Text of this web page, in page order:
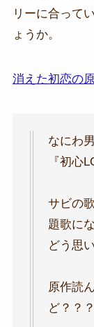
リーに合って
ょうか。
消えた初恋の
なにわ
『初心
サビの
題歌に
どう思
原作読
ど？？